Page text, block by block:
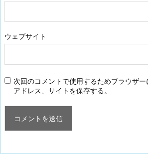
ウェブサイト
次回のコメントで使用するためブラウザ
アドレス、サイトを保存する。